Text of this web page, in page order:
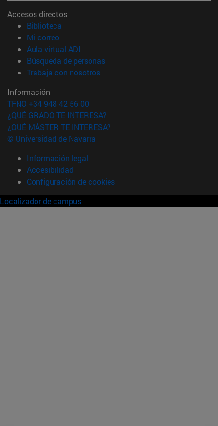
Accesos directos
Biblioteca
Mi correo(abre en nueva ventana)
Aula virtual ADI
Búsqueda de personas(abre en nueva ventana)
Trabaja con nosotros(abre en nueva ventana)
Información
TFNO +34 948 42 56 00
¿QUÉ GRADO TE INTERESA?
¿QUÉ MÁSTER TE INTERESA?
© Universidad de Navarra
Información legal
Accesibilidad
Configuración de cookies
Localizador de campus